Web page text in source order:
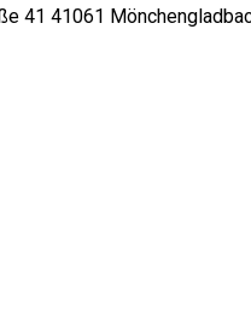
41 41061